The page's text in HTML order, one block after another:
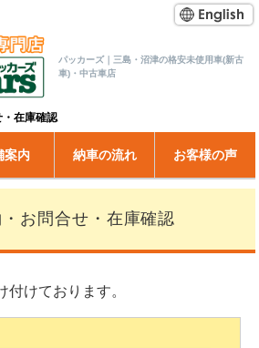
パッカーズ｜三島・沼津の格安未使用車(新古
車)・中古車店
在庫確認
案内 納車の流れ お客様の声
お問合せ・在庫確認
付けております。